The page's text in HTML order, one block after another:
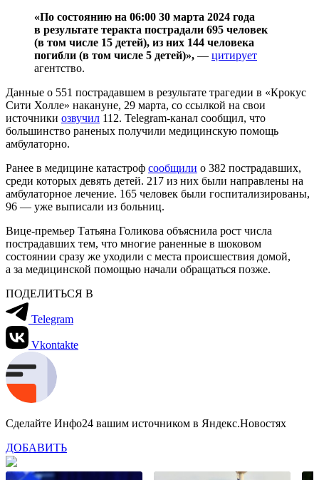
«По состоянию на 06:00 30 марта 2024 года
в результате теракта пострадали 695 человек
(в том числе 15 детей), из них 144 человека
погибли (в том числе 5 детей)», — цитирует
агентство.
Данные о 551 пострадавшем в результате трагедии в «Крокус
Сити Холле» накануне, 29 марта, со ссылкой на свои
источники озвучил 112. Telegram-канал сообщил, что
большинство раненых получили медицинскую помощь
амбулаторно.
Ранее в медицине катастроф сообщили о 382 пострадавших,
среди которых девять детей. 217 из них были направлены на
амбулаторное лечение. 165 человек были госпитализированы,
96 — уже выписали из больниц.
Вице-премьер Татьяна Голикова объяснила рост числа
пострадавших тем, что многие раненные в шоковом
состоянии сразу же уходили с места происшествия домой,
а за медицинской помощью начали обращаться позже.
ПОДЕЛИТЬСЯ В
Telegram
Vkontakte
Сделайте Инфо24 вашим источником в Яндекс.Новостях
ДОБАВИТЬ